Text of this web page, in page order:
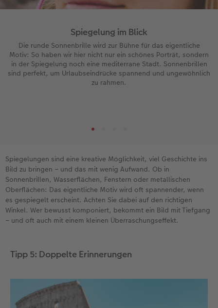
Spiegelung im Blick
Die runde Sonnenbrille wird zur Bühne für das eigentliche
Motiv: So haben wir hier nicht nur ein schönes Porträt, sondern
in der Spiegelung noch eine mediterrane Stadt. Sonnenbrillen
sind perfekt, um Urlaubseindrücke spannend und ungewöhnlich
zu rahmen.
Spiegelungen sind eine kreative Möglichkeit, viel Geschichte ins
Bild zu bringen – und das mit wenig Aufwand. Ob in
Sonnenbrillen, Wasserflächen, Fenstern oder metallischen
Oberflächen: Das eigentliche Motiv wird oft spannender, wenn
es gespiegelt erscheint. Achten Sie dabei auf den richtigen
Winkel. Wer bewusst komponiert, bekommt ein Bild mit Tiefgang
– und oft auch mit einem kleinen Überraschungseffekt.
Tipp 5: Doppelte Erinnerungen